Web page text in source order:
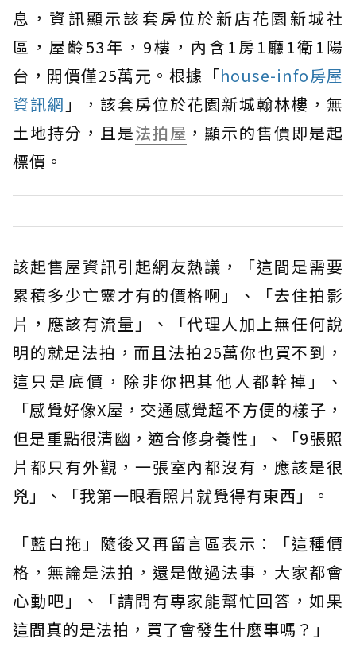
息，資訊顯示該套房位於新店花園新城社
區，屋齡53年，9樓，內含1房1廳1衛1陽
台，開價僅25萬元。根據「house-info房屋
資訊網 」，該套房位於花園新城翰林樓，無
土地持分，且是法拍屋 ，顯示的售價即是起
標價。
該起售屋資訊引起網友熱議，「這間是需要
累積多少亡靈才有的價格啊」、「去住拍影
片，應該有流量」、「代理人加上無任何說
明的就是法拍，而且法拍25萬你也買不到，
這只是底價，除非你把其他人都幹掉」、
「感覺好像X屋，交通感覺超不方便的樣子，
但是重點很清幽，適合修身養性」、「9張照
片都只有外觀，一張室內都沒有，應該是很
兇」、「我第一眼看照片就覺得有東西」。
「藍白拖」隨後又再留言區表示：「這種價
格，無論是法拍，還是做過法事，大家都會
心動吧」、「請問有專家能幫忙回答，如果
這間真的是法拍，買了會發生什麼事嗎？」